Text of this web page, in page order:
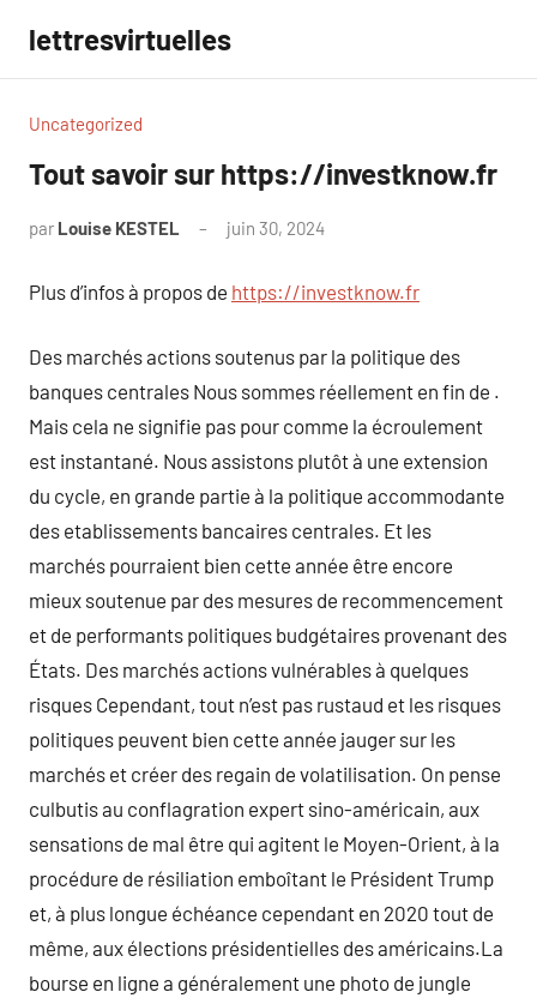
contenu
lettresvirtuelles
Uncategorized
Tout savoir sur https://investknow.fr
par Louise KESTEL juin 30, 2024
Plus d’infos à propos de https://investknow.fr
Des marchés actions soutenus par la politique des
banques centrales Nous sommes réellement en fin de .
Mais cela ne signifie pas pour comme la écroulement
est instantané. Nous assistons plutôt à une extension
du cycle, en grande partie à la politique accommodante
des etablissements bancaires centrales. Et les
marchés pourraient bien cette année être encore
mieux soutenue par des mesures de recommencement
et de performants politiques budgétaires provenant des
États. Des marchés actions vulnérables à quelques
risques Cependant, tout n’est pas rustaud et les risques
politiques peuvent bien cette année jauger sur les
marchés et créer des regain de volatilisation. On pense
culbutis au conflagration expert sino-américain, aux
sensations de mal être qui agitent le Moyen-Orient, à la
procédure de résiliation emboîtant le Président Trump
et, à plus longue échéance cependant en 2020 tout de
même, aux élections présidentielles des américains.La
bourse en ligne a généralement une photo de jungle